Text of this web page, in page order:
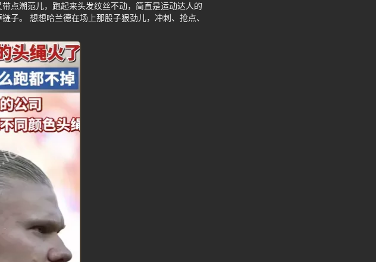
点潮范儿，跑起来头发纹丝不动，简直是运动达人的
子。 想想哈兰德在场上那股子狠劲儿，冲刺、抢点、